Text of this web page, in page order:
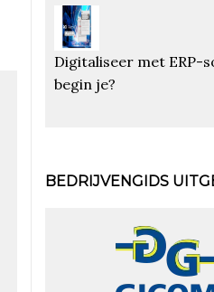
Digitaliseer met ERP-
begin je?
BEDRIJVENGIDS